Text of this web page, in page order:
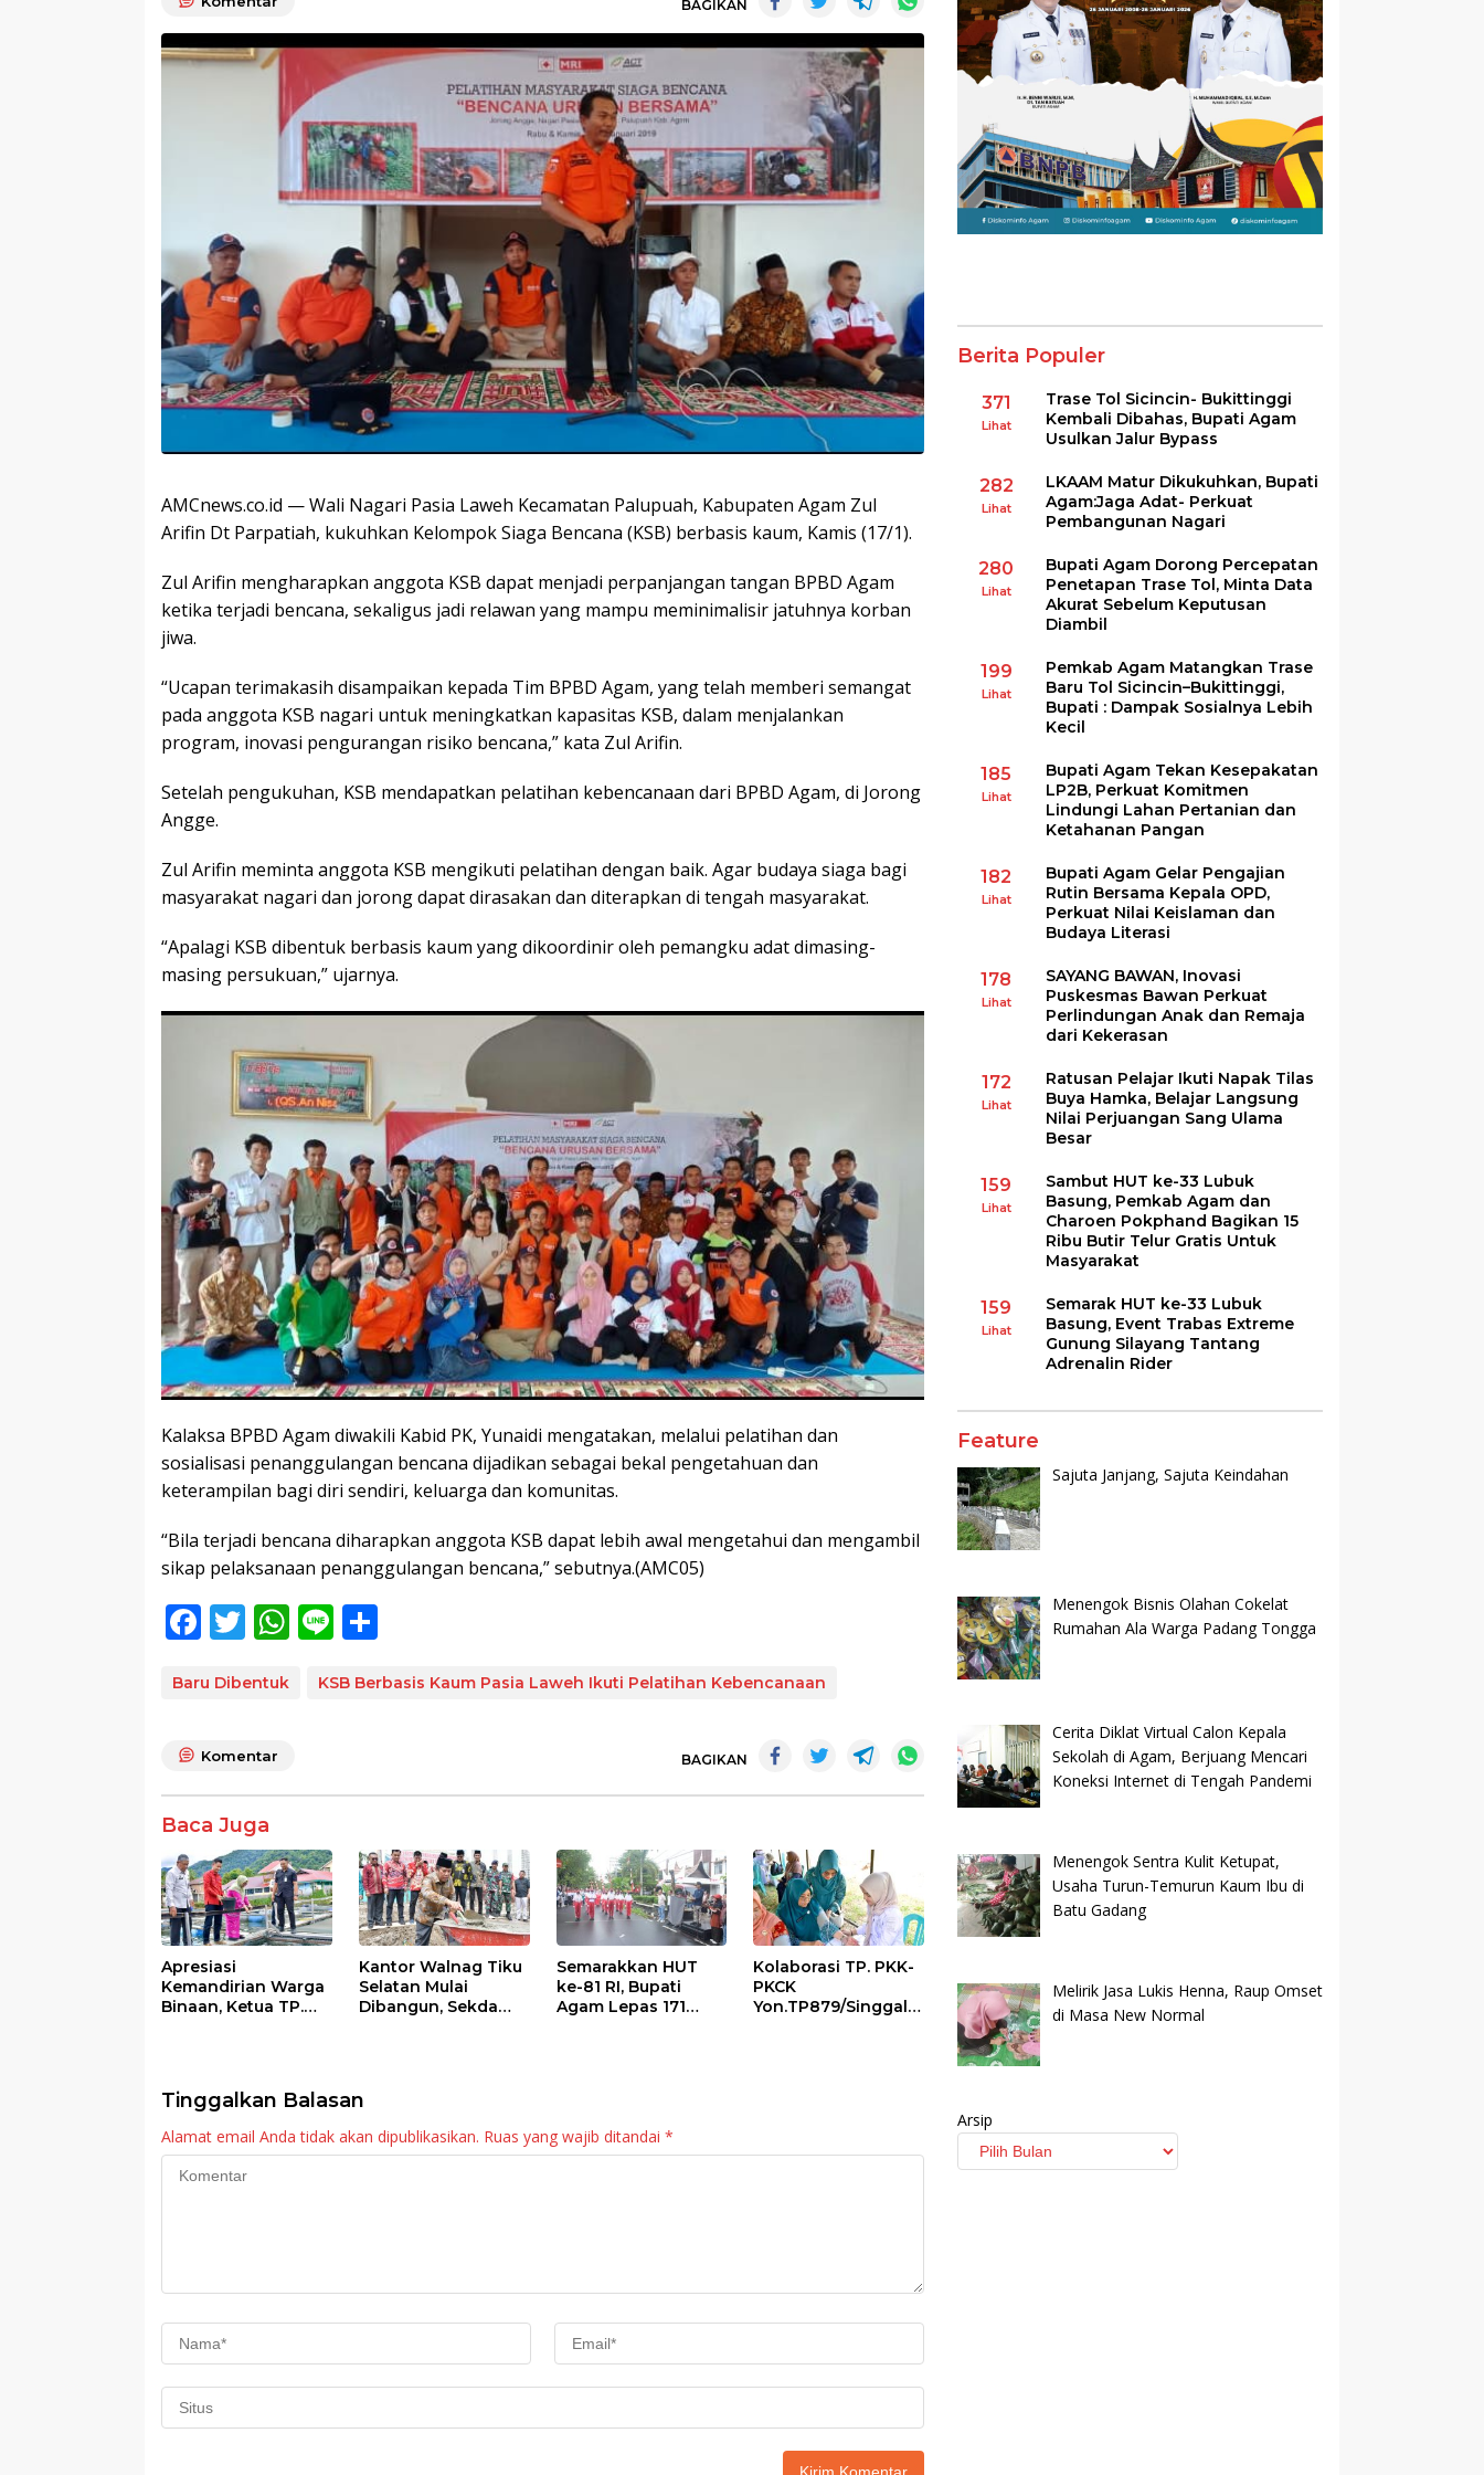
BAGIKAN
AMCnews.co.id — Wali Nagari Pasia Laweh Kecamatan Palupuah, Kabupaten Agam Zul
Arifin Dt Parpatiah, kukuhkan Kelompok Siaga Bencana (KSB) berbasis kaum, Kamis (17/1).
Zul Arifin mengharapkan anggota KSB dapat menjadi perpanjangan tangan BPBD Agam
ketika terjadi bencana, sekaligus jadi relawan yang mampu meminimalisir jatuhnya korban
jiwa.
“Ucapan terimakasih disampaikan kepada Tim BPBD Agam, yang telah memberi semangat
pada anggota KSB nagari untuk meningkatkan kapasitas KSB, dalam menjalankan
program, inovasi pengurangan risiko bencana,” kata Zul Arifin.
Setelah pengukuhan, KSB mendapatkan pelatihan kebencanaan dari BPBD Agam, di Jorong
Angge.
Zul Arifin meminta anggota KSB mengikuti pelatihan dengan baik. Agar budaya siaga bagi
masyarakat nagari dan jorong dapat dirasakan dan diterapkan di tengah masyarakat.
“Apalagi KSB dibentuk berbasis kaum yang dikoordinir oleh pemangku adat dimasing-
masing persukuan,” ujarnya.
Kalaksa BPBD Agam diwakili Kabid PK, Yunaidi mengatakan, melalui pelatihan dan
sosialisasi penanggulangan bencana dijadikan sebagai bekal pengetahuan dan
keterampilan bagi diri sendiri, keluarga dan komunitas.
“Bila terjadi bencana diharapkan anggota KSB dapat lebih awal mengetahui dan mengambil
sikap pelaksanaan penanggulangan bencana,” sebutnya.(AMC05)
F
e
o
o
k
T
itt
W
at
p
Li
e ar
Baru Dibentuk KSB Berbasis Kaum Pasia Laweh Ikuti Pelatihan Kebencanaan
Komentar BAGIKAN
Baca Juga
Apresiasi
Kemandirian Warga
Binaan, Ketua TP.
Maninjau
Kantor Walnag Tiku
Selatan Mulai
Dibangun, Sekda
Semarakkan HUT
ke-81 RI, Bupati
Agam Lepas 171
Kolaborasi TP. PKK-
PKCK
Yon.TP879/Singgala
Tinggalkan Balasan
Alamat email Anda tidak akan dipublikasikan. Ruas yang wajib ditandai *
Berita Populer
371
Lihat
Trase Tol Sicincin- Bukittinggi
Kembali Dibahas, Bupati Agam
Usulkan Jalur Bypass
282
Lihat
LKAAM Matur Dikukuhkan, Bupati
Agam:Jaga Adat- Perkuat
Pembangunan Nagari
280
Lihat
Bupati Agam Dorong Percepatan
Penetapan Trase Tol, Minta Data
Akurat Sebelum Keputusan
Diambil
199
Lihat
Pemkab Agam Matangkan Trase
Baru Tol Sicincin–Bukittinggi,
Bupati : Dampak Sosialnya Lebih
Kecil
185
Lihat
Bupati Agam Tekan Kesepakatan
LP2B, Perkuat Komitmen
Lindungi Lahan Pertanian dan
Ketahanan Pangan
182
Lihat
Bupati Agam Gelar Pengajian
Rutin Bersama Kepala OPD,
Perkuat Nilai Keislaman dan
Budaya Literasi
178
Lihat
SAYANG BAWAN, Inovasi
Puskesmas Bawan Perkuat
Perlindungan Anak dan Remaja
dari Kekerasan
172
Lihat
Ratusan Pelajar Ikuti Napak Tilas
Buya Hamka, Belajar Langsung
Nilai Perjuangan Sang Ulama
Besar
159
Lihat
Sambut HUT ke-33 Lubuk
Basung, Pemkab Agam dan
Charoen Pokphand Bagikan 15
Ribu Butir Telur Gratis Untuk
Masyarakat
159
Lihat
Semarak HUT ke-33 Lubuk
Basung, Event Trabas Extreme
Gunung Silayang Tantang
Adrenalin Rider
Feature
Sajuta Janjang, Sajuta Keindahan
Menengok Bisnis Olahan Cokelat
Rumahan Ala Warga Padang Tongga
Cerita Diklat Virtual Calon Kepala
Sekolah di Agam, Berjuang Mencari
Koneksi Internet di Tengah Pandemi
Menengok Sentra Kulit Ketupat,
Usaha Turun-Temurun Kaum Ibu di
Batu Gadang
Melirik Jasa Lukis Henna, Raup Omset
di Masa New Normal
Arsip